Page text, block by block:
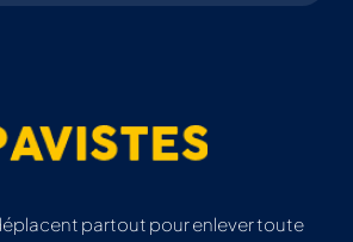
partout pour enlever toute